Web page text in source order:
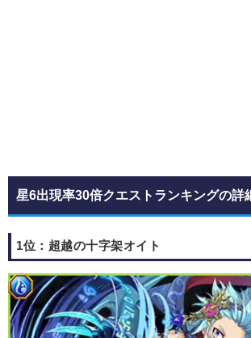
星6出現率30倍クエストランキングの詳
1位：超越の十字架オイト